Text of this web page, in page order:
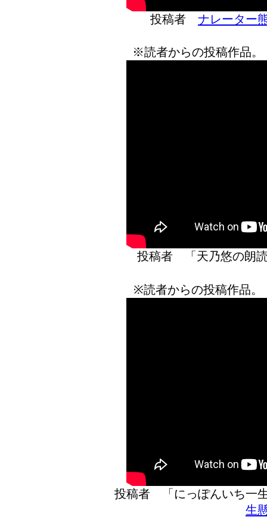
投稿者 ナレーター
※読者からの投稿作品
投稿者 「天乃悠の
※読者からの投稿作品
投稿者 「にっぽんいち
生